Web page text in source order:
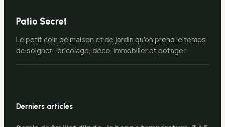
Patio Secret
Le petit coin de maison et de jardin qu'on prend le temps
de soigner : bricolage, déco, immobilier et potager.
Derniers articles